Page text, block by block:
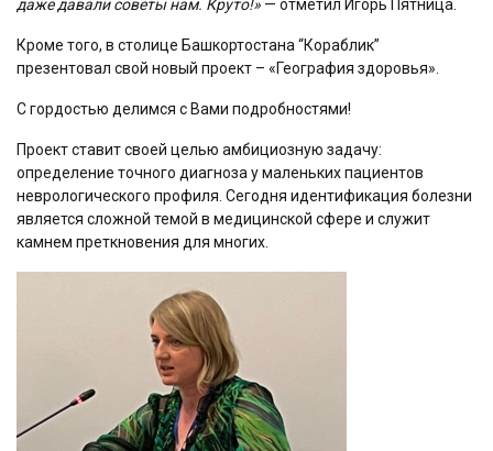
даже давали советы нам. Круто!» — отметил Игорь Пятница.
Кроме того, в столице Башкортостана “Кораблик”
презентовал свой новый проект – «География здоровья».
С гордостью делимся с Вами подробностями!
Проект ставит своей целью амбициозную задачу:
определение точного диагноза у маленьких пациентов
неврологического профиля. Сегодня идентификация болезни
является сложной темой в медицинской сфере и служит
камнем преткновения для многих.